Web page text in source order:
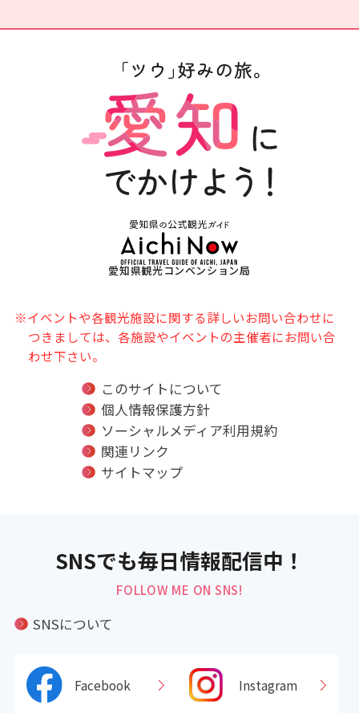
愛知県観光コンベンション局
※イベントや各観光施設に関する詳しいお問い合わせに
つきましては、各施設やイベントの主催者にお問い合
わせ下さい。
このサイトについて
個人情報保護方針
ソーシャルメディア利用規約
関連リンク
サイトマップ
SNSでも毎日情報配信中！
FOLLOW ME ON SNS!
SNSについて
Facebook Instagram